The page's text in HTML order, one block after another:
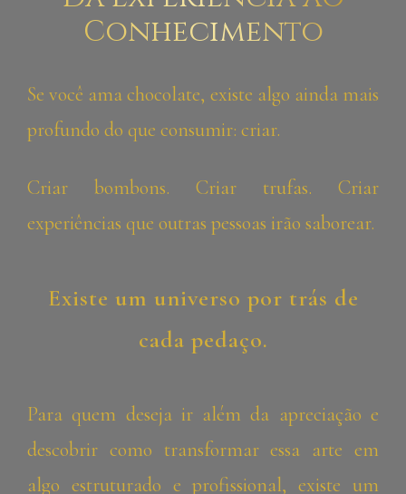
Conhecimento
Se você ama chocolate, existe algo ainda mais
profundo do que consumir: criar.
Criar bombons. Criar trufas. Criar
experiências que outras pessoas irão saborear.
Existe um universo por trás de
cada pedaço.
Para quem deseja ir além da apreciação e
descobrir como transformar essa arte em
algo estruturado e profissional, existe um